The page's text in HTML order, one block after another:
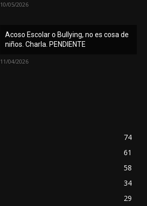
10/05/2026
Acoso Escolar o Bullying, no es cosa de
niños. Charla. PENDIENTE
11/04/2026
74
61
58
34
29